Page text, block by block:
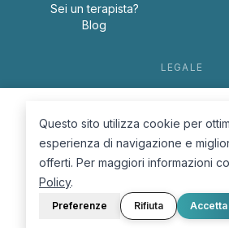
Sei un terapista?
Blog
LEGALE
Cookie Policy
Questo sito utilizza cookie per
esperienza di navigazione e
offerti. Per maggiori informazioni
Policy.
Preferenze Rifiuta Accetta